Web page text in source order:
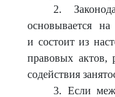
2.
основывается на
и состоит из
правовых актов,
содействия
3. Если